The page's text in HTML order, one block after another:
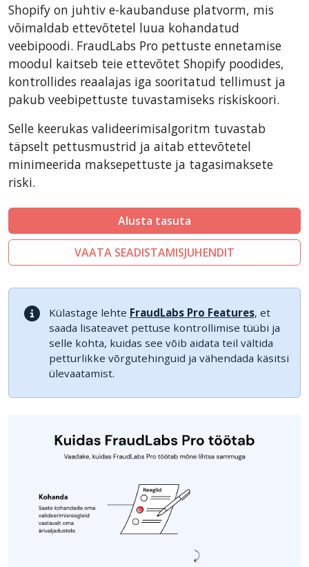
CubeCart
LiteCart
ZenCart
PinnacleCart
Easy Digital Downloads
nopCommerce
Ecwid by Lightspeed
Shopware
Sylius
Shopify on juhtiv e-kaubanduse platvorm, mis
võimaldab ettevõtetel luua kohandatud
veebipoodi. FraudLabs Pro pettuste ennetamise
moodul kaitseb teie ettevõtet Shopify poodides,
kontrollides reaalajas iga sooritatud tellimust ja
pakub veebipettuste tuvastamiseks riskiskoori.
Selle keerukas valideerimisalgoritm tuvastab
täpselt pettusmustrid ja aitab ettevõtetel
minimeerida maksepettuste ja tagasimaksete
riski.
Alusta tasuta
VAATA SEADISTAMISJUHENDIT
Külastage lehte FraudLabs Pro Features, et
saada lisateavet pettuse kontrollimise tüübi ja
selle kohta, kuidas see võib aidata teil vältida
petturlikke võrgutehinguid ja vähendada käsitsi
ülevaatamist.